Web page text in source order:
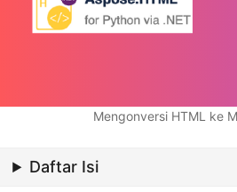
Mengonversi HTML ke
Daftar Isi